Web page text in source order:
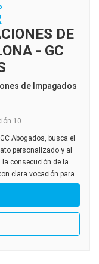
DE
- GC
de Impagados
10
Abogados, busca el
personalizado y al
consecución de la
clara vocación para...